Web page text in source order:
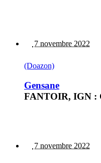
7 novembre 2022
(Doazon)
Gensane
FANTOIR, IGN :
7 novembre 2022